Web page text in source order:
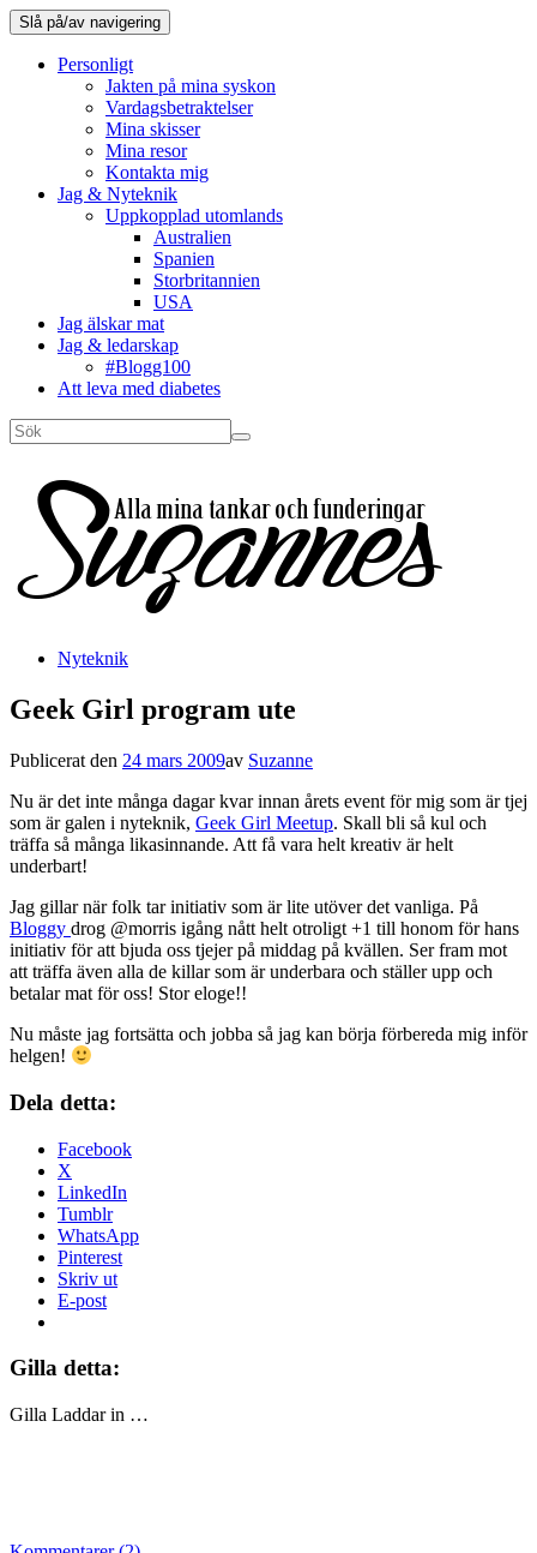
Slå på/av navigering
Personligt
Jakten på mina syskon
Vardagsbetraktelser
Mina skisser
Mina resor
Kontakta mig
Jag & Nyteknik
Uppkopplad utomlands
Australien
Spanien
Storbritannien
USA
Jag älskar mat
Jag & ledarskap
#Blogg100
Att leva med diabetes
Nyteknik
Geek Girl program ute
Publicerat den 24 mars 2009av Suzanne
Nu är det inte många dagar kvar innan årets event för mig som är tjej
som är galen i nyteknik, Geek Girl Meetup. Skall bli så kul och
träffa så många likasinnande. Att få vara helt kreativ är helt
underbart!
Jag gillar när folk tar initiativ som är lite utöver det vanliga. På
Bloggy drog @morris igång nått helt otroligt +1 till honom för hans
initiativ för att bjuda oss tjejer på middag på kvällen. Ser fram mot
att träffa även alla de killar som är underbara och ställer upp och
betalar mat för oss! Stor eloge!!
Nu måste jag fortsätta och jobba så jag kan börja förbereda mig inför
helgen!
Dela detta:
Facebook
X
LinkedIn
Tumblr
WhatsApp
Pinterest
Skriv ut
E-post
Gilla detta:
Gilla Laddar in …